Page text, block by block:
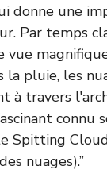
donne une
Par temps
vue
la pluie, les
à travers
connu
Spitting
nuages).”